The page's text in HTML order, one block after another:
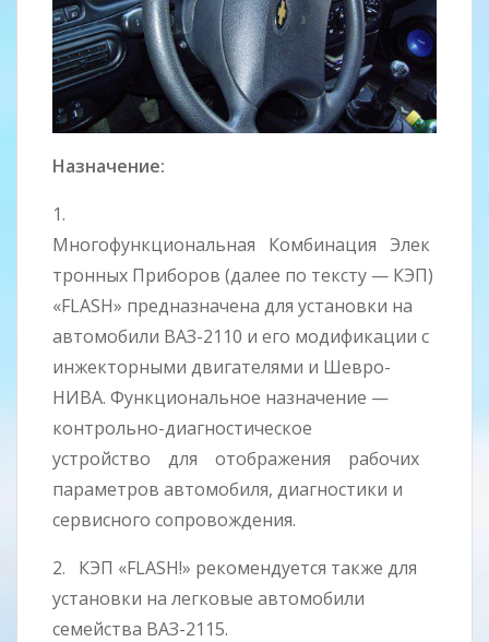
Назначение:
1.
Многофункциональная Комбинация Элек
тронных Приборов (далее по тексту — КЭП)
«FLASH» предназначена для установки на
автомобили ВАЗ-2110 и его модификации с
инжекторными двигателями и Шевро-
НИВА. Функциональное назначение —
контрольно-диагностическое
устройство для отображения рабочих
параметров автомобиля, диагностики и
сервисного сопровождения.
2. КЭП «FLASH!» рекомендуется также для
установки на легковые автомобили
семейства ВАЗ-2115.